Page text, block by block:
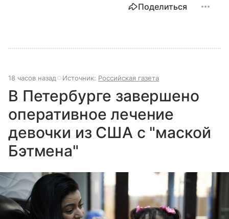
Поделиться
18 часов назад Источник: Российская газета
В Петербурге завершено
оперативное лечение
девочки из США с "маской
Бэтмена"